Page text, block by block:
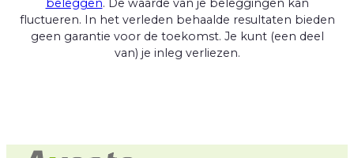
beleggen. De waarde van je beleggingen kan
fluctueren. In het verleden behaalde resultaten bieden
geen garantie voor de toekomst. Je kunt (een deel
van) je inleg verliezen.